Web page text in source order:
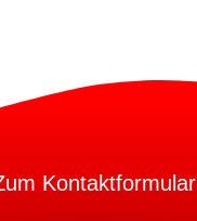
Kontaktformular